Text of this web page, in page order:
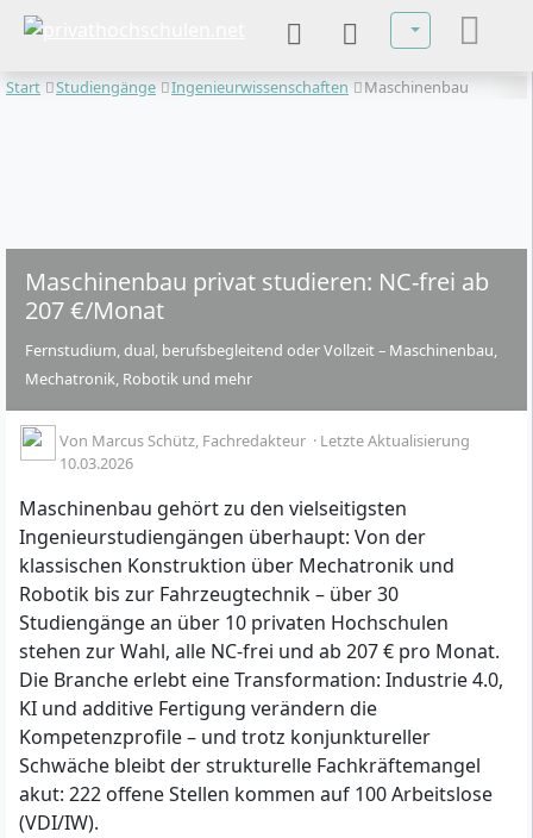
Sprache
Start Studiengänge Ingenieurwissenschaften Maschinenbau
Maschinenbau privat studieren: NC-frei ab
207 €/Monat
Fernstudium, dual, berufsbegleitend oder Vollzeit – Maschinenbau,
Mechatronik, Robotik und mehr
Von Marcus Schütz, Fachredakteur · Letzte Aktualisierung
10.03.2026
Maschinenbau gehört zu den vielseitigsten
Ingenieurstudiengängen überhaupt: Von der
klassischen Konstruktion über Mechatronik und
Robotik bis zur Fahrzeugtechnik – über 30
Studiengänge an über 10 privaten Hochschulen
stehen zur Wahl, alle NC-frei und ab 207 € pro Monat.
Die Branche erlebt eine Transformation: Industrie 4.0,
KI und additive Fertigung verändern die
Kompetenzprofile – und trotz konjunktureller
Schwäche bleibt der strukturelle Fachkräftemangel
akut: 222 offene Stellen kommen auf 100 Arbeitslose
(VDI/IW).